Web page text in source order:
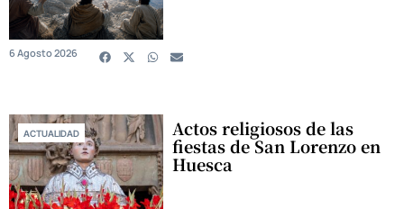
6 Agosto 2026
ACTUALIDAD Actos religiosos de las
fiestas de San Lorenzo en
Huesca